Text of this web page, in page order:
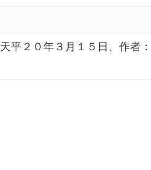
天平２０年３月１５日、作者